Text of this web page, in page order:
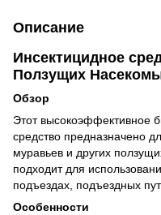
Описание
Инсектицидное
Ползущих
Обзор
Этот высокоэффективное
средство предназначено
муравьев и других
подходит для
подъездах, подъездных
Особенности